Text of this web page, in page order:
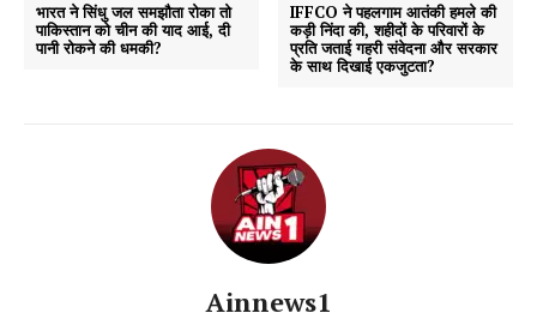
भारत ने सिंधु जल समझौता रोका तो
पाकिस्तान को चीन की याद आई, दी
पानी रोकने की धमकी?
IFFCO ने पहलगाम आतंकी हमले की
कड़ी निंदा की, शहीदों के परिवारों के
प्रति जताई गहरी संवेदना और सरकार
के साथ दिखाई एकजुटता?
Ainnews1